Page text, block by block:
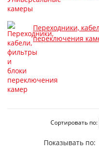
Переходники,
переключения
Сортировать по:
Показывать по: